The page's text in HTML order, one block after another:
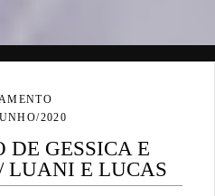
2020
DE GESSICA E
LUANI E LUCAS